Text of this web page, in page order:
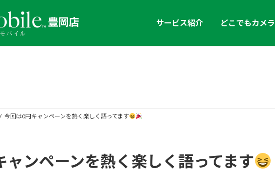
サービス紹介 どこでもカメラ
今回は0円キャンペーンを熱く楽しく語ってます
ャンペーンを熱く楽しく語ってます